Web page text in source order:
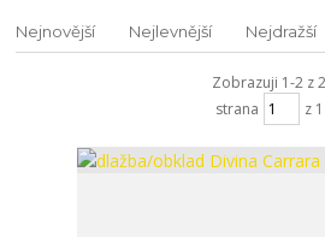
Nejnovější Nejlevnější Nejdražší
Zobrazuji 1-2 z 2
strana
z 1